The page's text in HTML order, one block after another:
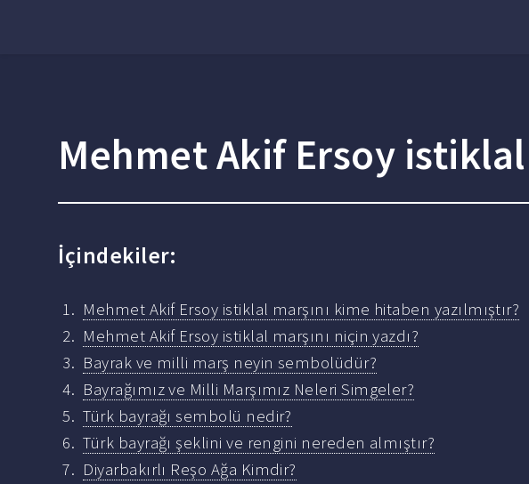
Mehmet Akif Ersoy istiklal
İçindekiler:
Mehmet Akif Ersoy istiklal marşını kime hitaben yazılmıştır?
Mehmet Akif Ersoy istiklal marşını niçin yazdı?
Bayrak ve milli marş neyin sembolüdür?
Bayrağımız ve Milli Marşımız Neleri Simgeler?
Türk bayrağı sembolü nedir?
Türk bayrağı şeklini ve rengini nereden almıştır?
Diyarbakırlı Reşo Ağa Kimdir?